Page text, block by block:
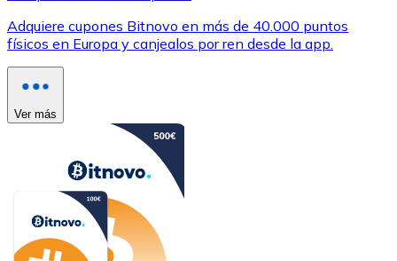
Adquiere cupones Bitnovo en más de 40.000 puntos
físicos en Europa y canjealos por ren desde la app.
Ver más